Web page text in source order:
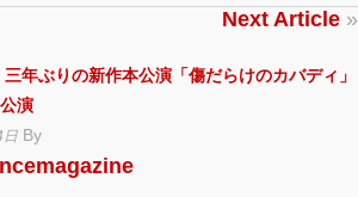
Next Article »
年ぶりの新作本公演「傷だらけのカバディ」
演
日 By